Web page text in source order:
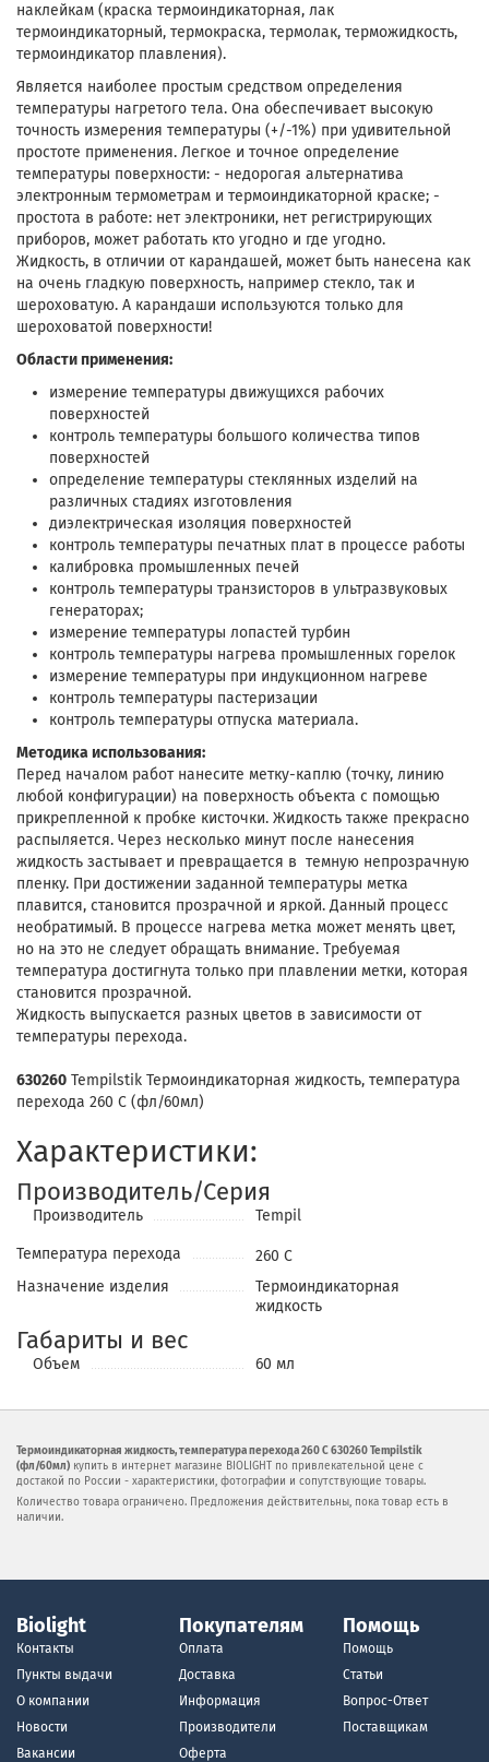
наклейкам (краска термоиндикаторная, лак
термоиндикаторный, термокраска, термолак, терможидкость,
термоиндикатор плавления).
Является наиболее простым средством определения
температуры нагретого тела. Она обеспечивает высокую
точность измерения температуры (+/-1%) при удивительной
простоте применения. Легкое и точное определение
температуры поверхности: - недорогая альтернатива
электронным термометрам и термоиндикаторной краске; -
простота в работе: нет электроники, нет регистрирующих
приборов, может работать кто угодно и где угодно.
Жидкость, в отличии от карандашей, может быть нанесена как
на очень гладкую поверхность, например стекло, так и
шероховатую. А карандаши используются только для
шероховатой поверхности!
Области применения:
измерение температуры движущихся рабочих
поверхностей
контроль температуры большого количества типов
поверхностей
определение температуры стеклянных изделий на
различных стадиях изготовления
диэлектрическая изоляция поверхностей
контроль температуры печатных плат в процессе работы
калибровка промышленных печей
контроль температуры транзисторов в ультразвуковых
генераторах;
измерение температуры лопастей турбин
контроль температуры нагрева промышленных горелок
измерение температуры при индукционном нагреве
контроль температуры пастеризации
контроль температуры отпуска материала.
Методика использования:
Перед началом работ нанесите метку-каплю (точку, линию
любой конфигурации) на поверхность объекта с помощью
прикрепленной к пробке кисточки. Жидкость также прекрасно
распыляется. Через несколько минут после нанесения
жидкость застывает и превращается в темную непрозрачную
пленку. При достижении заданной температуры метка
плавится, становится прозрачной и яркой. Данный процесс
необратимый. В процессе нагрева метка может менять цвет,
но на это не следует обращать внимание. Требуемая
температура достигнута только при плавлении метки, которая
становится прозрачной.
Жидкость выпускается разных цветов в зависимости от
температуры перехода.
630260 Tempilstik Термоиндикаторная жидкость, температура
перехода 260 С (фл/60мл)
Характеристики:
Производитель/Серия
Производитель Tempil
Температура перехода
260 С
Назначение изделия
Термоиндикаторная
жидкость
Габариты и вес
Объем 60 мл
Термоиндикаторная жидкость, температура перехода 260 С 630260 Tempilstik
(фл/60мл) купить в интернет магазине BIOLIGHT по привлекательной цене с
достакой по России - характеристики, фотографии и сопутствующие товары.
Количество товара ограничено. Предложения действительны, пока товар есть в
наличии.
Biolight
Контакты
Пункты выдачи
О компании
Новости
Вакансии
Покупателям
Оплата
Доставка
Информация
Производители
Оферта
Помощь
Помощь
Статьи
Вопрос-Ответ
Поставщикам